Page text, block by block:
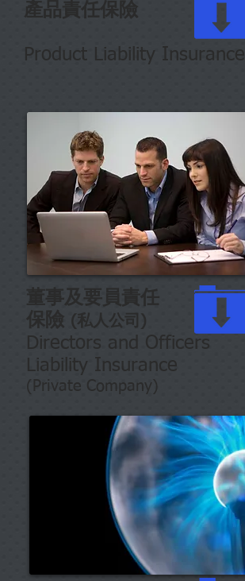
產品責任保險
Product Liability Insurance
董事及要員 責任
保險 (私人公司)
Directors and Officers
Liability Insurance
(Private Company)